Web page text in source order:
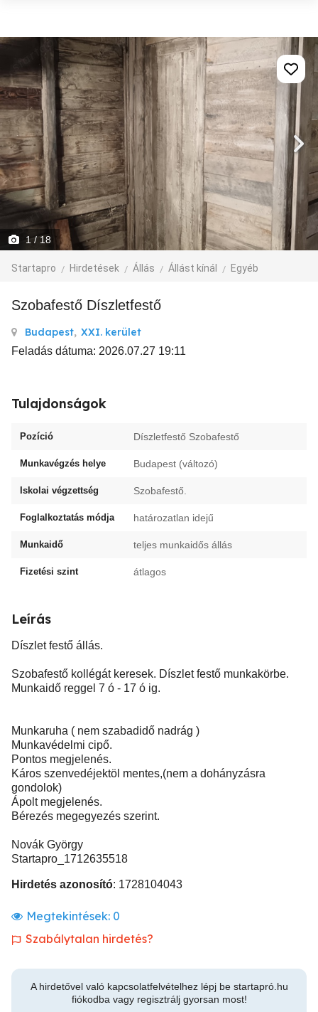
1/ 18
Startapro Hirdetések Állás Állást kínál Egyéb
Szobafestő Díszletfestő
Budapest, XXI. kerület
Feladás dátuma: 2026.07.27 19:11
Tulajdonságok
Pozíció Díszletfestő Szobafestő
Munkavégzés helye Budapest (változó)
Iskolai végzettség Szobafestő.
Foglalkoztatás módja határozatlan idejű
Munkaidő teljes munkaidős állás
Fizetési szint átlagos
Leírás
Díszlet festő állás.
Szobafestő kollégát keresek. Díszlet festő munkakörbe.
Munkaidő reggel 7 ó - 17 ó ig.
Munkaruha ( nem szabadidő nadrág )
Munkavédelmi cipő.
Pontos megjelenés.
Káros szenvedéjektöl mentes,(nem a dohányzásra
gondolok)
Ápolt megjelenés.
Bérezés megegyezés szerint.
Novák György
Startapro_1712635518
Hirdetés azonosító: 1728104043
Megtekintések: 0
Szabálytalan hirdetés?
A hirdetővel való kapcsolatfelvételhez lépj be startapró.hu
fiókodba vagy regisztrálj gyorsan most!